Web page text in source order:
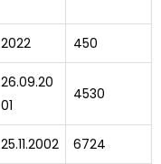
2022 450
26.09.20
01
4530
25.11.2002 6724